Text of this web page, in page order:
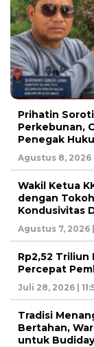
Prihatin
Perkebunan,
Penegak
Agustus 8, 2026
Wakil Ketua
dengan
Kondusivitas
Agustus 7, 2026
Rp2,52
Percepat
Juli 28, 2026 |
Tradisi
Bertahan,
untuk